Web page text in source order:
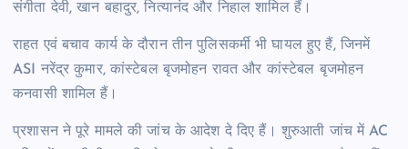
संगीता देवी, खान बहादुर, नित्यानंद और निहाल शामिल हैं।
राहत एवं बचाव कार्य के दौरान तीन पुलिसकर्मी भी घायल हुए हैं, जिनमें
ASI नरेंद्र कुमार, कांस्टेबल बृजमोहन रावत और कांस्टेबल बृजमोहन
कनवासी शामिल हैं।
प्रशासन ने पूरे मामले की जांच के आदेश दे दिए हैं। शुरुआती जांच में AC